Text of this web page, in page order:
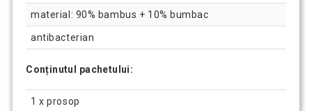
material: 90% bambus + 10% bumbac
antibacterian
Conținutul pachetului:
1 x prosop